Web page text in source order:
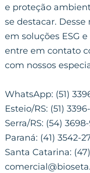
e proteção
se destacar.
em soluções ESG
entre em contato
com nossos
WhatsApp: (51)
Esteio/RS: (51)
Serra/RS: (54)
Paraná: (41) 3542-
Santa Catarina: